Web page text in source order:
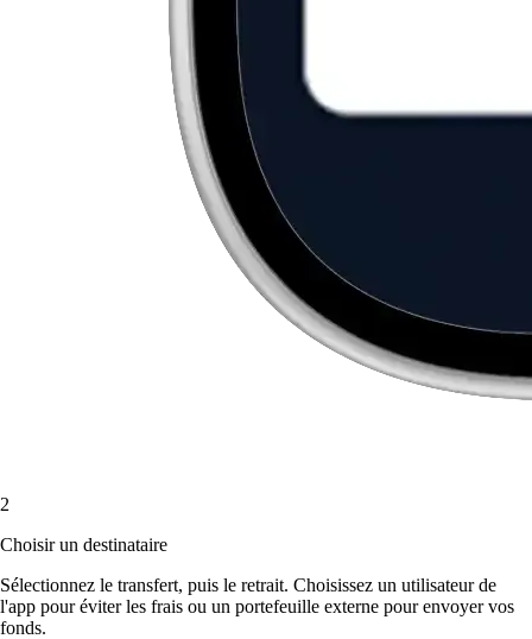
2
Choisir un destinataire
Sélectionnez le transfert, puis le retrait. Choisissez un utilisateur de
l'app pour éviter les frais ou un portefeuille externe pour envoyer vos
fonds.